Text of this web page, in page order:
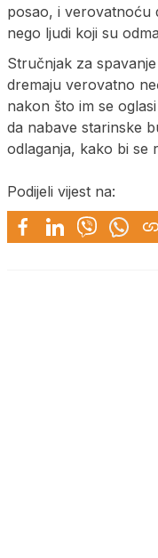
posao, i verovatnoću
nego ljudi koji su
Stručnjak za
dremaju verovatno
nakon što im se
da nabave starinske
odlaganja, kako bi se
Podijeli vijest na: